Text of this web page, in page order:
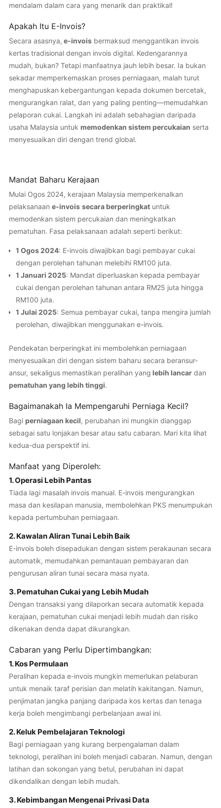
mendalam dalam cara yang menarik dan praktikal!
Apakah Itu E-Invois?
Secara asasnya, e-invois bermaksud menggantikan invois
kertas tradisional dengan invois digital. Kedengarannya
mudah, bukan? Tetapi manfaatnya jauh lebih besar. Ia bukan
sekadar memperkemaskan proses perniagaan, malah turut
menghapuskan kebergantungan kepada dokumen bercetak,
mengurangkan ralat, dan yang paling penting—memudahkan
pelaporan cukai. Langkah ini adalah sebahagian daripada
usaha Malaysia untuk memodenkan sistem percukaian serta
menyesuaikan diri dengan trend global.
Mandat Baharu Kerajaan
Mulai Ogos 2024, kerajaan Malaysia memperkenalkan
pelaksanaan e-invois secara berperingkat untuk
memodenkan sistem percukaian dan meningkatkan
pematuhan. Fasa pelaksanaan adalah seperti berikut:
1 Ogos 2024: E-invois diwajibkan bagi pembayar cukai
dengan perolehan tahunan melebihi RM100 juta.
1 Januari 2025: Mandat diperluaskan kepada pembayar
cukai dengan perolehan tahunan antara RM25 juta hingga
RM100 juta.
1 Julai 2025: Semua pembayar cukai, tanpa mengira jumlah
perolehan, diwajibkan menggunakan e-invois.
Pendekatan berperingkat ini membolehkan perniagaan
menyesuaikan diri dengan sistem baharu secara beransur-
ansur, sekaligus memastikan peralihan yang lebih lancar dan
pematuhan yang lebih tinggi.
Bagaimanakah Ia Mempengaruhi Perniaga Kecil?
Bagi perniagaan kecil, perubahan ini mungkin dianggap
sebagai satu lonjakan besar atau satu cabaran. Mari kita lihat
kedua-dua perspektif ini.
Manfaat yang Diperoleh:
1. Operasi Lebih Pantas
Tiada lagi masalah invois manual. E-invois mengurangkan
masa dan kesilapan manusia, membolehkan PKS menumpukan
kepada pertumbuhan perniagaan.
2. Kawalan Aliran Tunai Lebih Baik
E-invois boleh disepadukan dengan sistem perakaunan secara
automatik, memudahkan pemantauan pembayaran dan
pengurusan aliran tunai secara masa nyata.
3. Pematuhan Cukai yang Lebih Mudah
Dengan transaksi yang dilaporkan secara automatik kepada
kerajaan, pematuhan cukai menjadi lebih mudah dan risiko
dikenakan denda dapat dikurangkan.
Cabaran yang Perlu Dipertimbangkan:
1. Kos Permulaan
Peralihan kepada e-invois mungkin memerlukan pelaburan
untuk menaik taraf perisian dan melatih kakitangan. Namun,
penjimatan jangka panjang daripada kos kertas dan tenaga
kerja boleh mengimbangi perbelanjaan awal ini.
2. Keluk Pembelajaran Teknologi
Bagi perniagaan yang kurang berpengalaman dalam
teknologi, peralihan ini boleh menjadi cabaran. Namun, dengan
latihan dan sokongan yang betul, perubahan ini dapat
dikendalikan dengan lebih mudah.
3. Kebimbangan Mengenai Privasi Data